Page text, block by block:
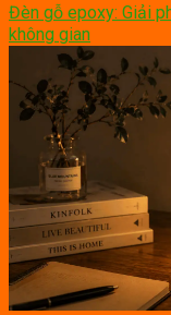
Đèn gỗ epoxy: Giải
không gian